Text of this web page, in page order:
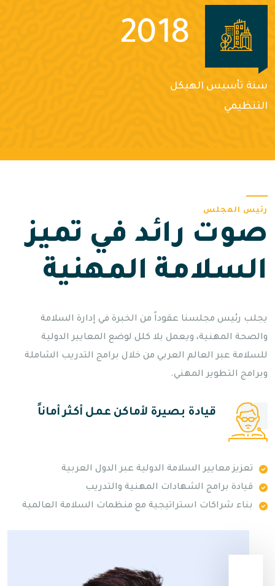
2018
سنة تأسيس الهيكل
التنظيمي
رئيس المجلس
صوت رائد في تميز
السلامة المهنية
يجلب رئيس مجلسنا عقوداً من الخبرة في إدارة السلامة
والصحة المهنية، ويعمل بلا كلل لوضع المعايير الدولية
للسلامة عبر العالم العربي من خلال برامج التدريب الشاملة
وبرامج التطوير المهني.
قيادة بصيرة لأماكن عمل أكثر أماناً
تعزيز معايير السلامة الدولية عبر الدول العربية
قيادة برامج الشهادات المهنية والتدريب
بناء شراكات استراتيجية مع منظمات السلامة العالمية